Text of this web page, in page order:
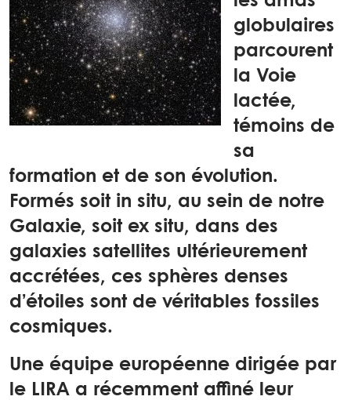
globulaires
parcourent
la Voie
lactée,
témoins de
sa
formation et de son évolution.
Formés soit in situ, au sein de notre
Galaxie, soit ex situ, dans des
galaxies satellites ultérieurement
accrétées, ces sphères denses
d’étoiles sont de véritables fossiles
cosmiques.
Une équipe européenne dirigée par
le LIRA a récemment affiné leur